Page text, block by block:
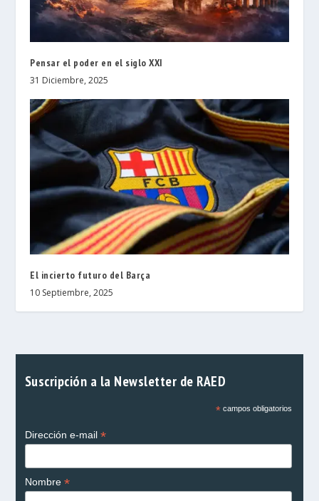
Pensar el poder en el siglo ХХІ
31 Diciembre, 2025
El incierto futuro del Barça
10 Septiembre, 2025
Suscripción a la Newsletter de RAED
*campos obligatorios
Dirección e-mail *
Nombre *